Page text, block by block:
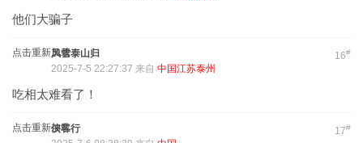
他们大骗子
点击重新加载 16#
风雪泰山归
2025-7-5 22:27:37 来自 中国江苏泰州
吃相太难看了！
点击重新加载 17#
侠客行